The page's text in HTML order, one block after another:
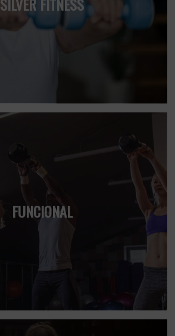
SILVER FITNESS
FUNCIONAL